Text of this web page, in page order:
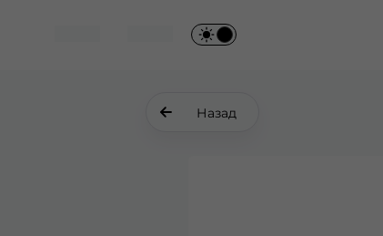
Назад